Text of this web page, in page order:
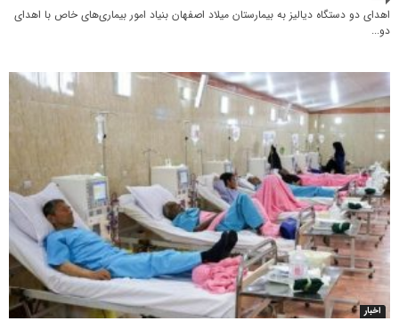
اهدای دو دستگاه دیالیز به بیمارستان میلاد اصفهان بنیاد امور بیماری‌های خاص با اهدای
دو...
اخبار